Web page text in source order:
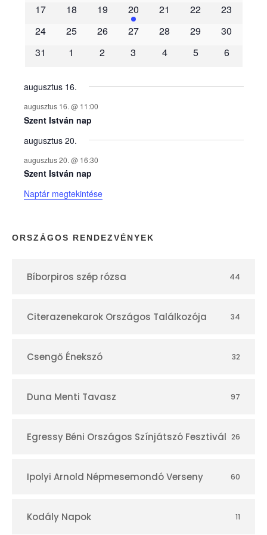
m
é
n
y
e
k
n
a
p
r
17
18 19 20 21 22
23
24
25 26 27 28 29
30
31
1 2 3 4 5 6
augusztus 16.
augusztus 16. @ 11:00
Szent István nap
augusztus 20.
augusztus 20. @ 16:30
Szent István nap
Naptár megtekintése
ORSZÁGOS RENDEZVÉNYEK
Bíborpiros szép rózsa 44
Citerazenekarok Országos Találkozója 34
Csengő Énekszó 32
Duna Menti Tavasz 97
Egressy Béni Országos Színjátszó Fesztivál 26
Ipolyi Arnold Népmesemondó Verseny 60
Kodály Napok 11